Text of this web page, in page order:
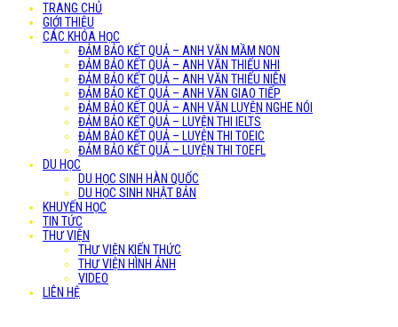
TRANG CHỦ
GIỚI THIỆU
CÁC KHÓA HỌC
ĐẢM BẢO KẾT QUẢ – ANH VĂN MẦM NON
ĐẢM BẢO KẾT QUẢ – ANH VĂN THIẾU NHI
ĐẢM BẢO KẾT QUẢ – ANH VĂN THIẾU NIÊN
ĐẢM BẢO KẾT QUẢ – ANH VĂN GIAO TIẾP
ĐẢM BẢO KẾT QUẢ – ANH VĂN LUYỆN NGHE NÓI
ĐẢM BẢO KẾT QUẢ – LUYỆN THI IELTS
ĐẢM BẢO KẾT QUẢ – LUYỆN THI TOEIC
ĐẢM BẢO KẾT QUẢ – LUYỆN THI TOEFL
DU HỌC
DU HỌC SINH HÀN QUỐC
DU HỌC SINH NHẬT BẢN
KHUYẾN HỌC
TIN TỨC
THƯ VIỆN
THƯ VIỆN KIẾN THỨC
THƯ VIỆN HÌNH ẢNH
VIDEO
LIÊN HỆ